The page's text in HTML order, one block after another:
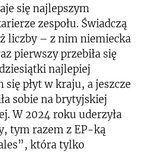
się najlepszym
zespołu. Świadczą
liczby – z nim niemiecka
pierwszy przebiła się
najlepiej
się płyt w kraju, a jeszcze
sobie na brytyjskiej
W 2024 roku uderzyła
tym razem z EP-ką
która tylko